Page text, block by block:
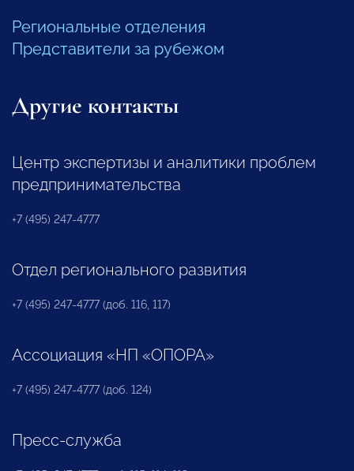
Региональные отделения
Представители за рубежом
Другие контакты
Центр экспертизы и аналитики проблем
предпринимательства
+7 (495) 247-4777
Отдел регионального развития
+7 (495) 247-4777 (доб. 116, 117)
Ассоциация «НП «ОПОРА»
+7 (495) 247-4777 (доб. 124)
Пресс-служба